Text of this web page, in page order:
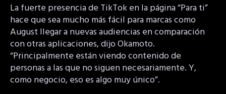
La fuerte presencia de TikTok en la página “Para ti”
hace que sea mucho más fácil para marcas como
August llegar a nuevas audiencias en comparación
con otras aplicaciones, dijo Okamoto.
“Principalmente están viendo contenido de
personas a las que no siguen necesariamente. Y,
como negocio, eso es algo muy único”.